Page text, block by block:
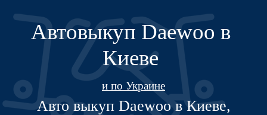
Автовыкуп Daewoo в
Киеве
и по Украине
Авто выкуп Daewoo в Киеве,